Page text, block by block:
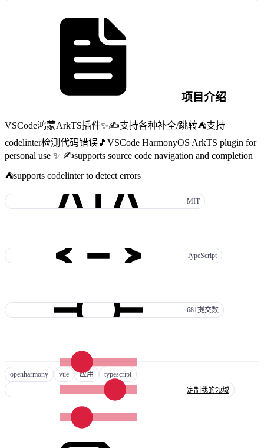
项目介绍
VSCode鸿蒙ArkTS插件✨✍️支持各种补全/跳转⛺️支持
codelinter检测代码错误🎵VSCode HarmonyOS ArkTS plugin for
personal use ✨ ✍️supports source code navigation and completion
⛺️supports codelinter to detect errors
MIT
TypeScript
681提交数
openharmony vue 应用
typescript
定制我的领域